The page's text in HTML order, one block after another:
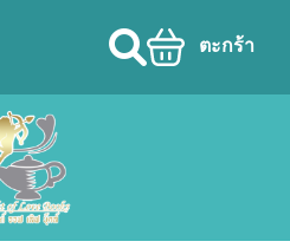
ตะกร้า